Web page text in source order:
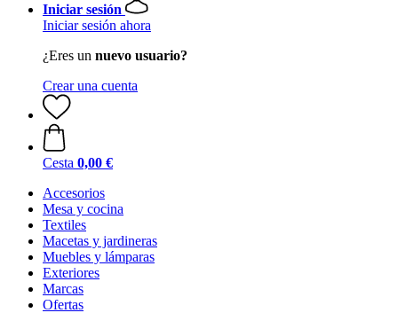
Iniciar sesión
Iniciar sesión ahora
¿Eres un nuevo usuario?
Crear una cuenta
Cesta 0,00 €
Accesorios
Mesa y cocina
Textiles
Macetas y jardineras
Muebles y lámparas
Exteriores
Marcas
Ofertas